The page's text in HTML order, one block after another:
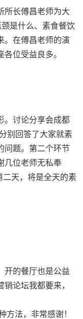
所长傅昌老师为大
是什么、素食餐饮
。在傅昌老师的演
位受益良多。
。讨论分享会成都
别回答了大家就素
问题。第二个环节
几位老师无私奉
天，将是全天的素
开的餐厅也是公益
论坛我都要来，
方法，非常感谢！